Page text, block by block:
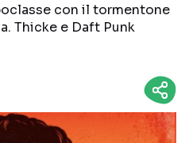
con il tormentone
Thicke e Daft Punk